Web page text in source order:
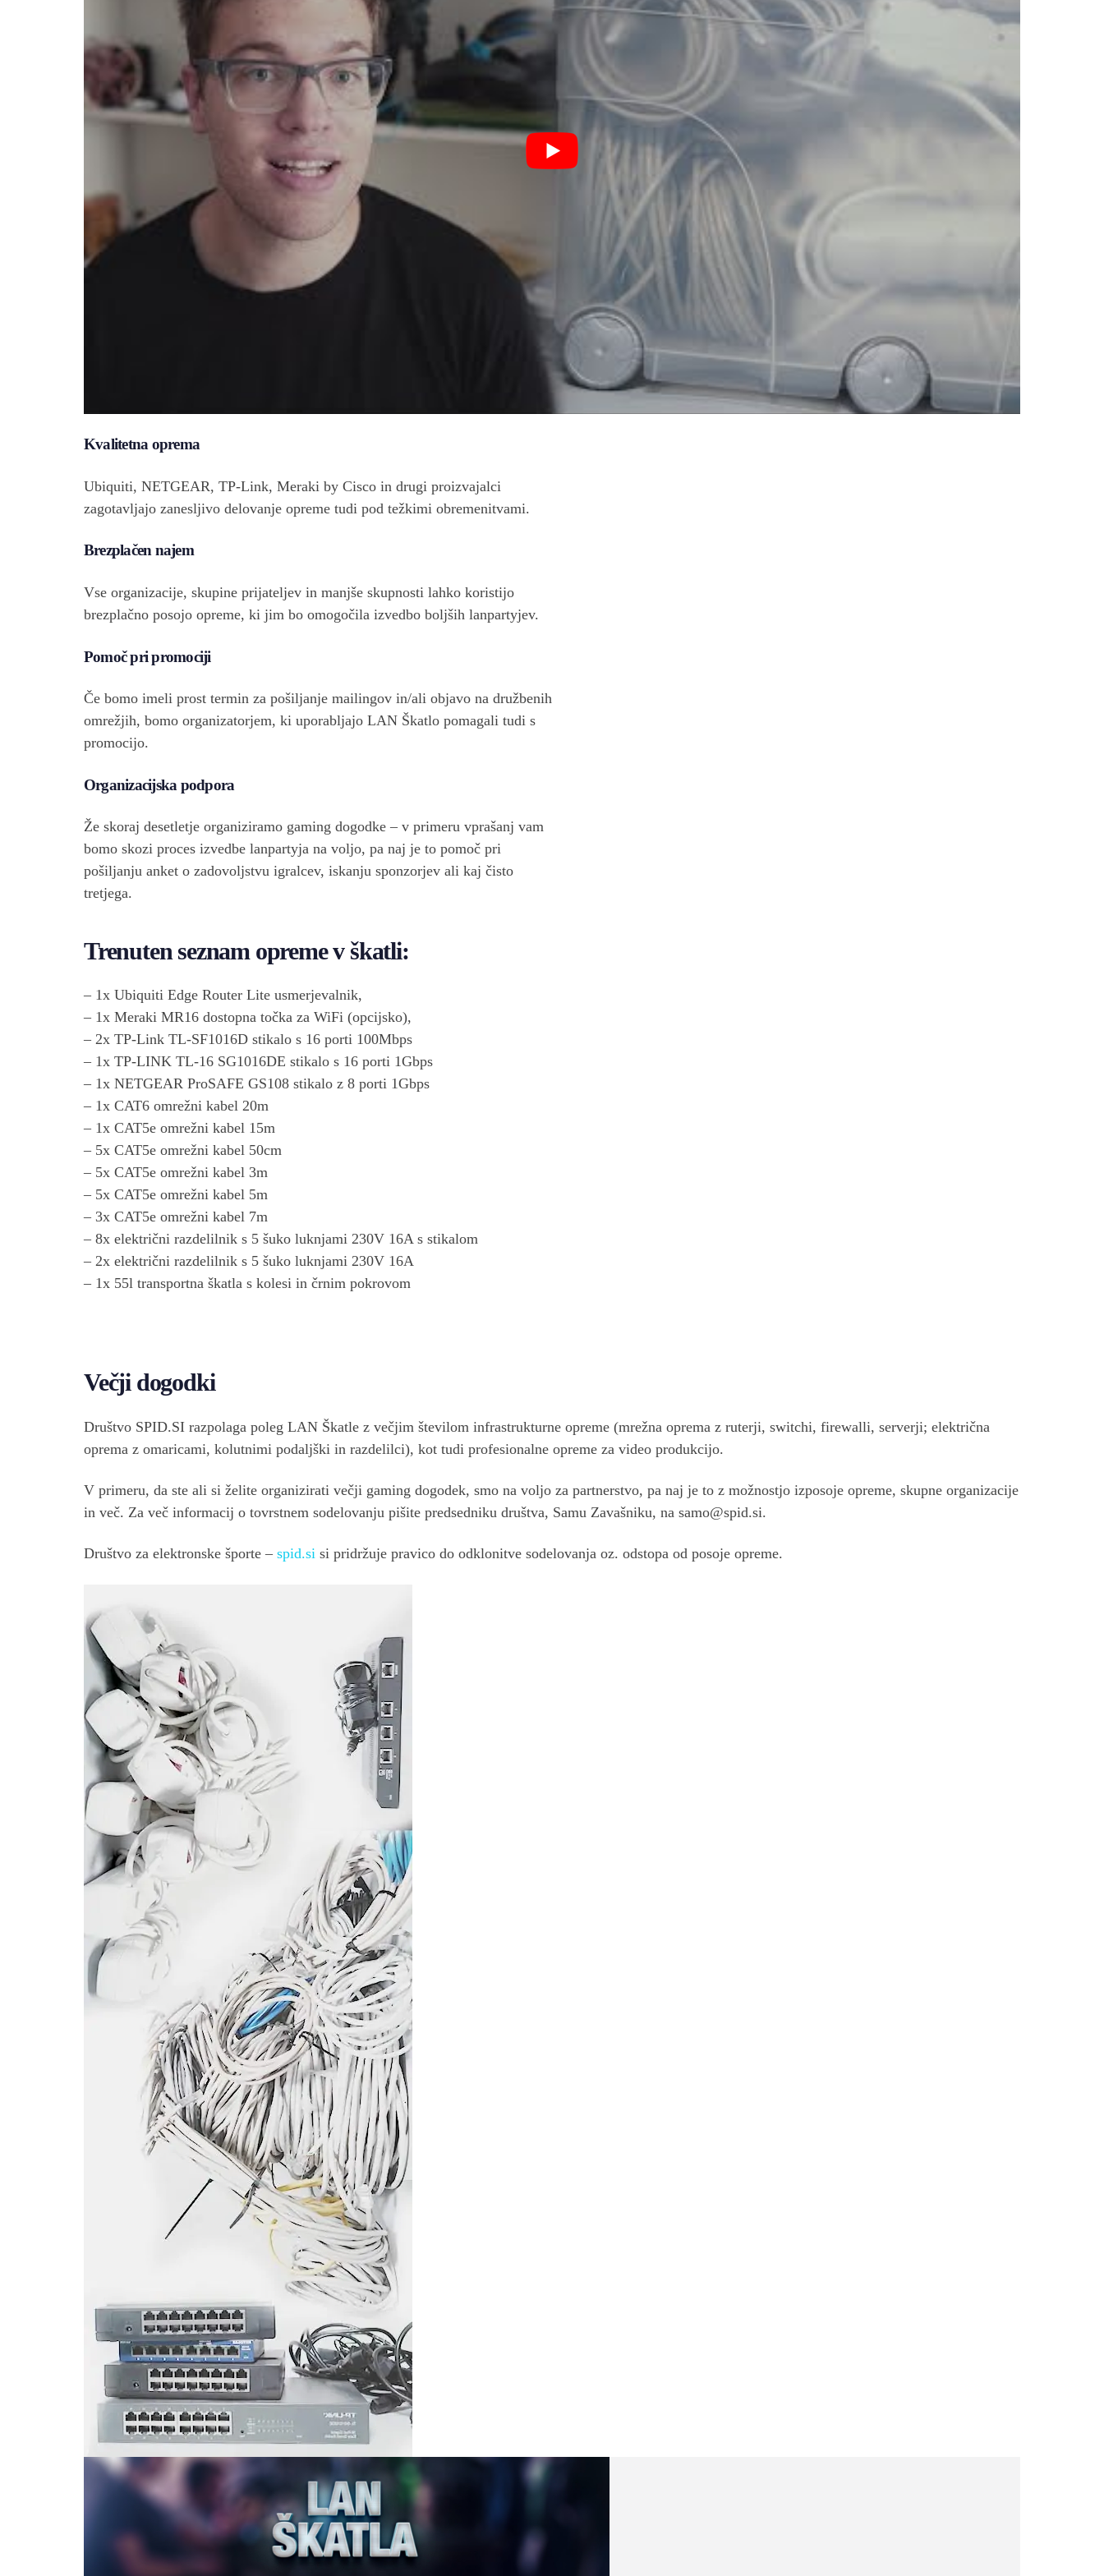
Kvalitetna oprema
Ubiquiti, NETGEAR, TP-Link, Meraki by Cisco in drugi proizvajalci
zagotavljajo zanesljivo delovanje opreme tudi pod težkimi obremenitvami.
Brezplačen najem
Vse organizacije, skupine prijateljev in manjše skupnosti lahko koristijo
brezplačno posojo opreme, ki jim bo omogočila izvedbo boljših lanpartyjev.
Pomoč pri promociji
Če bomo imeli prost termin za pošiljanje mailingov in/ali objavo na družbenih
omrežjih, bomo organizatorjem, ki uporabljajo LAN Škatlo pomagali tudi s
promocijo.
Organizacijska podpora
Že skoraj desetletje organiziramo gaming dogodke – v primeru vprašanj vam
bomo skozi proces izvedbe lanpartyja na voljo, pa naj je to pomoč pri
pošiljanju anket o zadovoljstvu igralcev, iskanju sponzorjev ali kaj čisto
tretjega.
Trenuten seznam opreme v škatli:
– 1x Ubiquiti Edge Router Lite usmerjevalnik,
– 1x Meraki MR16 dostopna točka za WiFi (opcijsko),
– 2x TP-Link TL-SF1016D stikalo s 16 porti 100Mbps
– 1x TP-LINK TL-16 SG1016DE stikalo s 16 porti 1Gbps
– 1x NETGEAR ProSAFE GS108 stikalo z 8 porti 1Gbps
– 1x CAT6 omrežni kabel 20m
– 1x CAT5e omrežni kabel 15m
– 5x CAT5e omrežni kabel 50cm
– 5x CAT5e omrežni kabel 3m
– 5x CAT5e omrežni kabel 5m
– 3x CAT5e omrežni kabel 7m
– 8x električni razdelilnik s 5 šuko luknjami 230V 16A s stikalom
– 2x električni razdelilnik s 5 šuko luknjami 230V 16A
– 1x 55l transportna škatla s kolesi in črnim pokrovom
Večji dogodki
Društvo SPID.SI razpolaga poleg LAN Škatle z večjim številom infrastrukturne opreme (mrežna oprema z ruterji, switchi, firewalli, serverji; električna
oprema z omaricami, kolutnimi podaljški in razdelilci), kot tudi profesionalne opreme za video produkcijo.
V primeru, da ste ali si želite organizirati večji gaming dogodek, smo na voljo za partnerstvo, pa naj je to z možnostjo izposoje opreme, skupne organizacije
in več. Za več informacij o tovrstnem sodelovanju pišite predsedniku društva, Samu Zavašniku, na samo@spid.si.
Društvo za elektronske športe – spid.si si pridržuje pravico do odklonitve sodelovanja oz. odstopa od posoje opreme.